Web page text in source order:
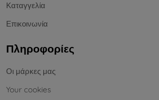
Καταγγελία
Επικοινωνία
Πληροφορίες
Οι μάρκες μας
Your cookies